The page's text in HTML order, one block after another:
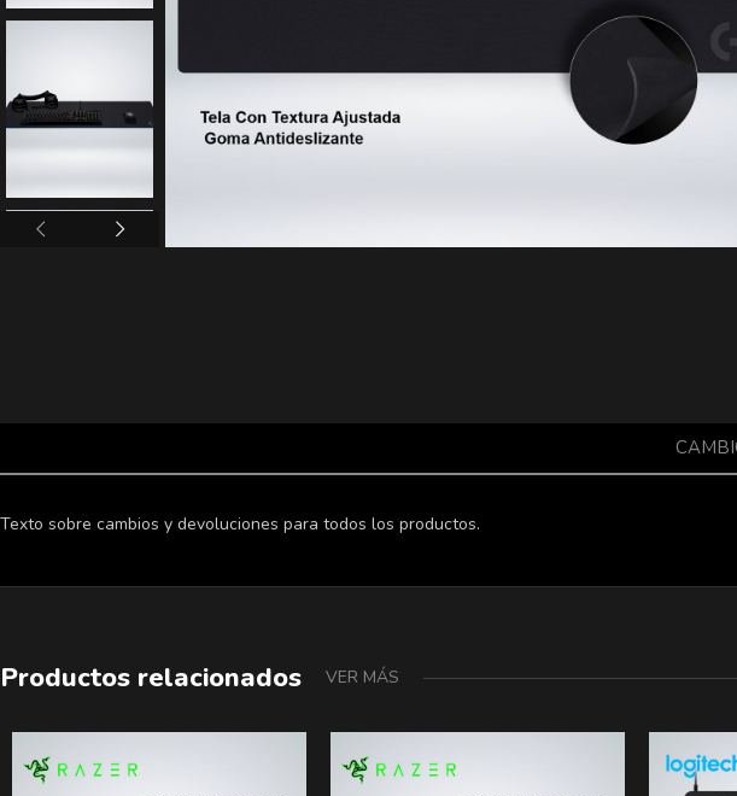
Texto sobre cambios y devoluciones para todos los productos.
Productos relacionados VER MÁS